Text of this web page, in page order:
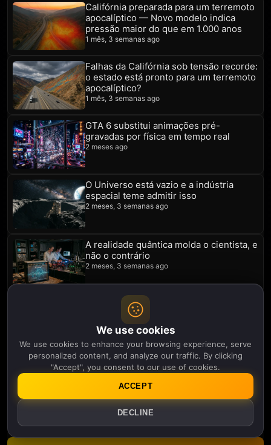
Califórnia preparada para um terremoto
apocalíptico — Novo modelo indica
pressão maior do que em 1.000 anos
1 mês, 3 semanas ago
Falhas da Califórnia sob tensão recorde:
o estado está pronto para um terremoto
apocalíptico?
1 mês, 3 semanas ago
GTA 6 substitui animações pré-
gravadas por física em tempo real
2 meses ago
O Universo está vazio e a indústria
espacial teme admitir isso
2 meses, 3 semanas ago
A realidade quântica molda o cientista, e
não o contrário
2 meses, 3 semanas ago
A mecânica quântica não pode salvar o
seu passado, mas talvez possa enviar-
lhe uma mensagem
2 meses, 4 semanas ago
Emaranhamento quântico oferece
brecha matemática para mensagens
temporais
We use cookies
We use cookies to enhance your browsing experience, serve
personalized content, and analyze our traffic. By clicking
"Accept", you consent to our use of cookies.
DECLINE
ACCEPT